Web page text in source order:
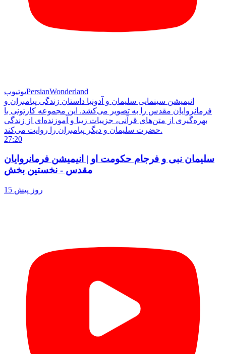
یوتیوبPersianWonderland
انیمیشن سینمایی سلیمان و آدونیا داستان زندگی پیامبران و
فرمانروایان مقدس را به تصویر می‌کشد. این مجموعه کارتونی با
بهره‌گیری از متن‌های قرآنی، جزییات زیبا و آموزنده‌ای از زندگی
حضرت سلیمان و دیگر پیامبران را روایت می‌کند.
27:20
سلیمان نبی و فرجام حکومت او | انیمیشن فرمانروایان
مقدس - نخستین بخش
15 روز پیش